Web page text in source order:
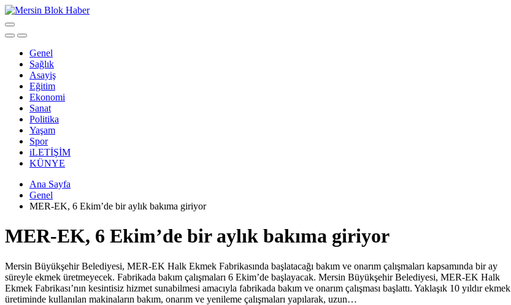
Genel
Sağlık
Asayiş
Eğitim
Ekonomi
Sanat
Politika
Yaşam
Spor
iLETİŞİM
KÜNYE
Ana Sayfa
Genel
MER-EK, 6 Ekim’de bir aylık bakıma giriyor
MER-EK, 6 Ekim’de bir aylık bakıma giriyor
Mersin Büyükşehir Belediyesi, MER-EK Halk Ekmek Fabrikasında başlatacağı bakım ve onarım çalışmaları kapsamında bir ay
süreyle ekmek üretmeyecek. Fabrikada bakım çalışmaları 6 Ekim’de başlayacak. Mersin Büyükşehir Belediyesi, MER-EK Halk
Ekmek Fabrikası’nın kesintisiz hizmet sunabilmesi amacıyla fabrikada bakım ve onarım çalışması başlattı. Yaklaşık 10 yıldır ekmek
üretiminde kullanılan makinaların bakım, onarım ve yenileme çalışmaları yapılarak, uzun…